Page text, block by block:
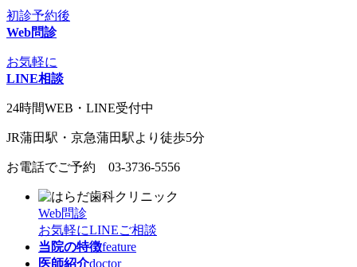
初診予約後
Web問診
お気軽に
LINE相談
24時間WEB・LINE受付中
JR蒲田駅・京急蒲田駅より徒歩5分
お電話でご予約 03-3736-5556
Web問診
お気軽にLINEご相談
当院の特徴feature
医師紹介doctor